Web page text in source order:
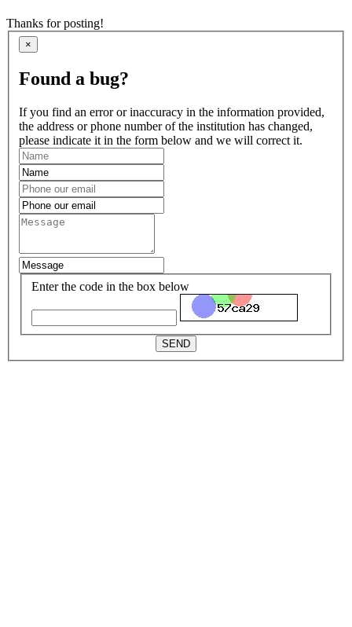
Thanks for posting!
×
Found a bug?
If you find an error or inaccuracy in the information provided,
the address or phone number of the institution has changed,
please indicate it in the form below and we will correct it.
Enter the code in the box below
SEND